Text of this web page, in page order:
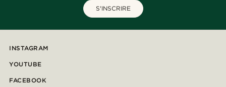
S'INSCRIRE
INSTAGRAM
YOUTUBE
FACEBOOK